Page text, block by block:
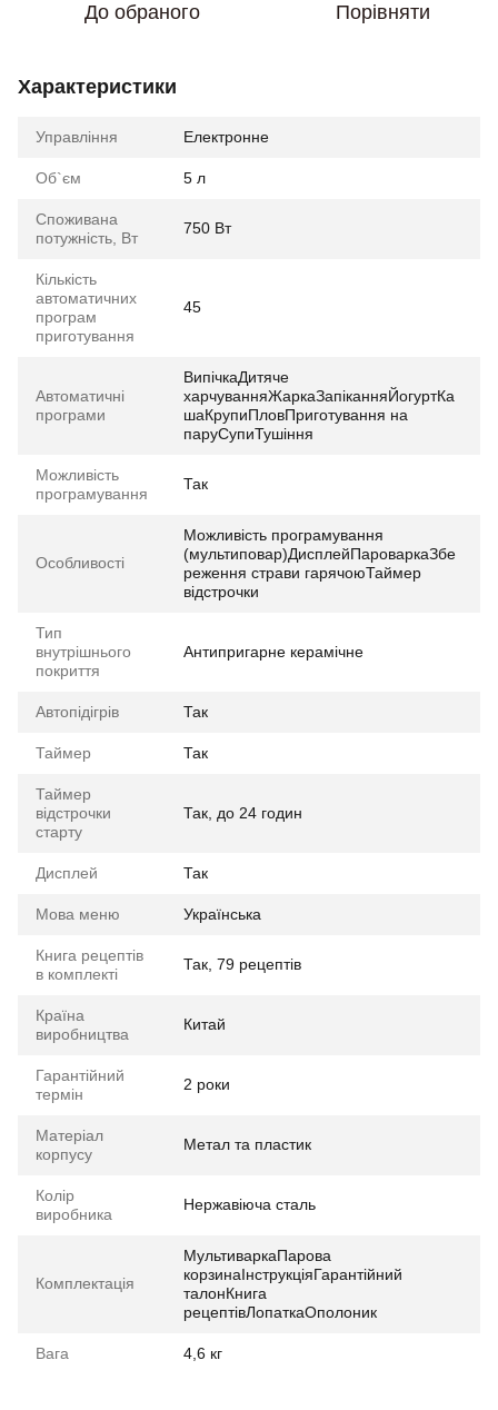
До обраного Порівняти
Характеристики
Управління Електронне
Об`єм 5 л
Споживана
потужність, Вт
750 Вт
Кількість
автоматичних
програм
приготування
45
Автоматичні
програми
ВипічкаДитяче
харчуванняЖаркаЗапіканняЙогуртКа
шаКрупиПловПриготування на
паруСупиТушіння
Можливість
програмування
Так
Особливості
Можливість програмування
(мультиповар)ДисплейПароваркаЗбе
реження страви гарячоюТаймер
відстрочки
Тип
внутрішнього
покриття
Антипригарне керамічне
Автопідігрів Так
Таймер Так
Таймер
відстрочки
старту
Так, до 24 годин
Дисплей Так
Мова меню Українська
Книга рецептів
в комплекті
Так, 79 рецептів
Країна
виробництва
Китай
Гарантійний
термін
2 роки
Матеріал
корпусу
Метал та пластик
Колір
виробника
Нержавіюча сталь
Комплектація
МультиваркаПарова
корзинаІнструкціяГарантійний
талонКнига
рецептівЛопаткаОполоник
Вага 4,6 кг